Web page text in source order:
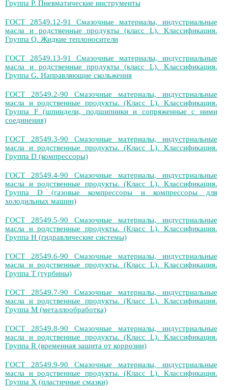
Группа Р. Пневматические инструменты
ГОСТ 28549.12-91 Смазочные материалы, индустриальные
масла и родственные продукты (класс L). Классификация.
Группа Q. Жидкие теплоносители
ГОСТ 28549.13-91 Смазочные материалы, индустриальные
масла и родственные продукты (класс L). Классификация.
Группа G. Направляющие скольжения
ГОСТ 28549.2-90 Смазочные материалы, индустриальные
масла и родственные продукты. (Класс L). Классификация.
Группа F (шпиндели, подшипники и сопряженные с ними
соединения)
ГОСТ 28549.3-90 Смазочные материалы, индустриальные
масла и родственные продукты. (Класс L). Классификация.
Группа D (компрессоры)
ГОСТ 28549.4-90 Смазочные материалы, индустриальные
масла и родственные продукты. (Класс L). Классификация.
Группа D (газовые компрессоры и компрессоры для
холодильных машин)
ГОСТ 28549.5-90 Смазочные материалы, индустриальные
масла и родственные продукты. (Класс L). Классификация.
Группа Н (гидравлические системы)
ГОСТ 28549.6-90 Смазочные материалы, индустриальные
масла и родственные продукты. (Класс L). Классификация.
Группа Т (турбины)
ГОСТ 28549.7-90 Смазочные материалы, индустриальные
масла и родственные продукты. (Класс L). Классификация.
Группа М (металлообработка)
ГОСТ 28549.8-90 Смазочные материалы, индустриальные
масла и родственные продукты. (Класс L). Классификация.
Группа R (временная защита от коррозии)
ГОСТ 28549.9-90 Смазочные материалы, индустриальные
масла и родственные продукты. (Класс L). Классификация.
Группа Х (пластичные смазки)